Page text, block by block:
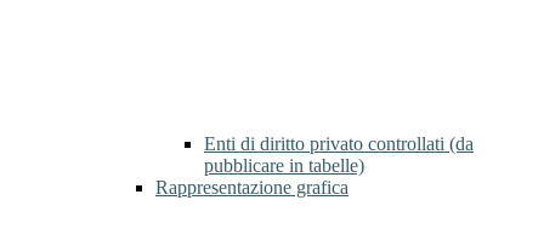
Enti di diritto privato controllati (da
pubblicare in tabelle)
Rappresentazione grafica